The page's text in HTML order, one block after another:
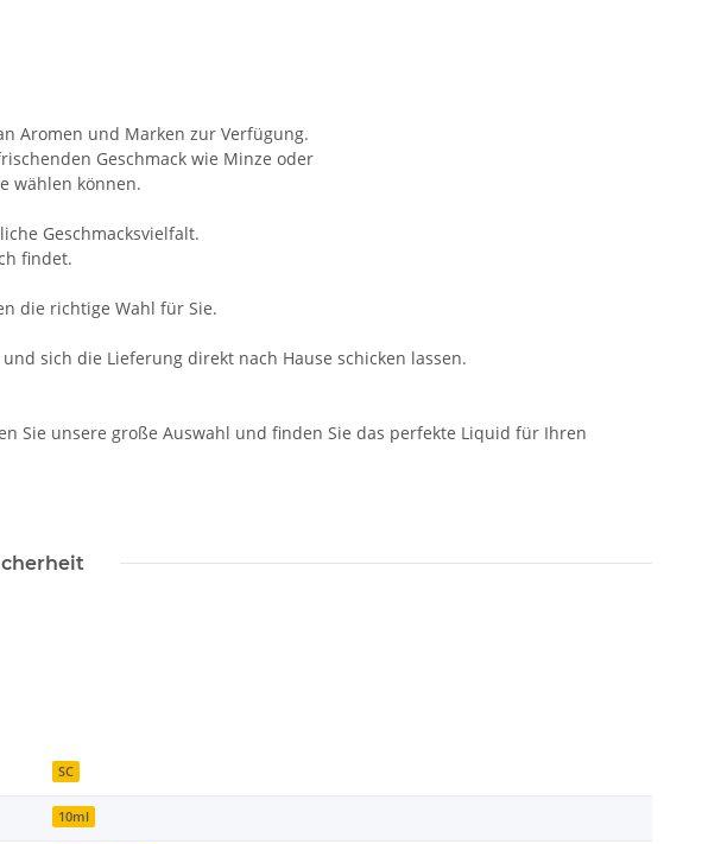
Aromen und Marken zur Verfügung.
Geschmack wie Minze oder
wählen können.
Geschmacksvielfalt.
findet.
die richtige Wahl für Sie.
sich die Lieferung direkt nach Hause schicken lassen.
Sie unsere große Auswahl und finden Sie das perfekte Liquid für Ihren
SC
10ml